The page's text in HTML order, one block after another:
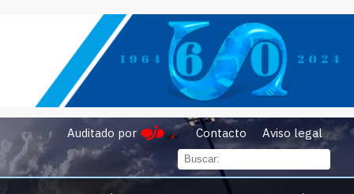
Auditado por Contacto Aviso legal